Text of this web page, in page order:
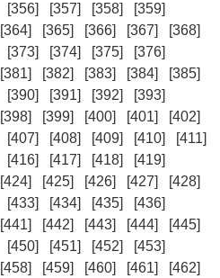
[356] [357] [358]
[359]
[364] [365] [366] [367]
[368]
[373] [374] [375]
[376]
[381] [382] [383] [384]
[385]
[390] [391] [392]
[393]
[398] [399] [400] [401]
[402]
[407] [408] [409] [410]
[411]
[416] [417] [418]
[419]
[424] [425] [426] [427]
[428]
[433] [434] [435]
[436]
[441] [442] [443] [444]
[445]
[450] [451] [452]
[453]
[458] [459] [460] [461]
[462]